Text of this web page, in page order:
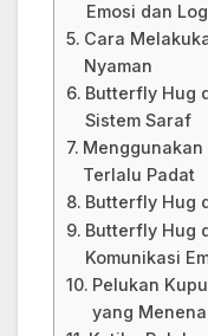
Emosi dan
Cara
Nyaman
Butterfly Hug
Sistem Saraf
Terlalu Padat
Butterfly Hug
Butterfly Hug
Komunikasi
Pelukan
yang